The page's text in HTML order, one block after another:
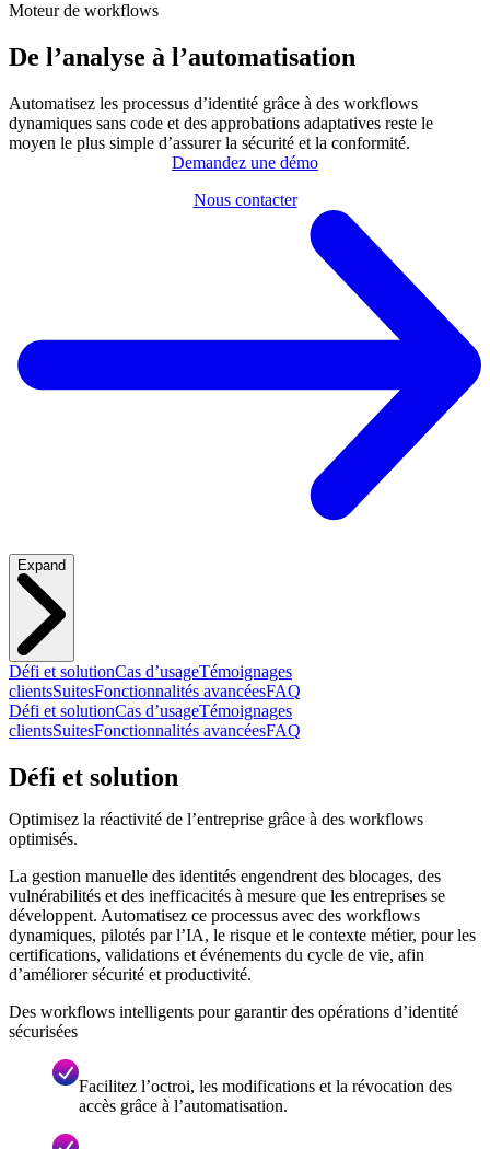
Moteur de workflows
De l’analyse à l’automatisation
Automatisez les processus d’identité grâce à des workflows
dynamiques sans code et des approbations adaptatives reste le
moyen le plus simple d’assurer la sécurité et la conformité.
Demandez une démo
Nous contacter
Expand
Défi et solutionCas d’usageTémoignages
clientsSuitesFonctionnalités avancéesFAQ
Défi et solutionCas d’usageTémoignages
clientsSuitesFonctionnalités avancéesFAQ
Défi et solution
Optimisez la réactivité de l’entreprise grâce à des workflows
optimisés.
La gestion manuelle des identités engendrent des blocages, des
vulnérabilités et des inefficacités à mesure que les entreprises se
développent. Automatisez ce processus avec des workflows
dynamiques, pilotés par l’IA, le risque et le contexte métier, pour les
certifications, validations et événements du cycle de vie, afin
d’améliorer sécurité et productivité.
Des workflows intelligents pour garantir des opérations d’identité
sécurisées
Facilitez l’octroi, les modifications et la révocation des
accès grâce à l’automatisation.